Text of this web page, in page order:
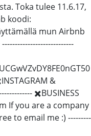
Toka tulee 11.6.17,
koodi:
mun Airbnb
&
✖️BUSINESS
If you are a company
to email me :) ---------